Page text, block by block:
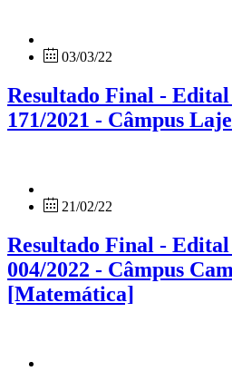
03/03/22
Resultado Final -
171/2021 - Câmpus
21/02/22
Resultado Final -
004/2022 - Câmpus
[Matemática]